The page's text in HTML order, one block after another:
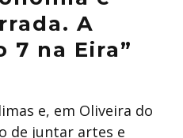
A
7 na Eira”
e, em Oliveira do
de juntar artes e